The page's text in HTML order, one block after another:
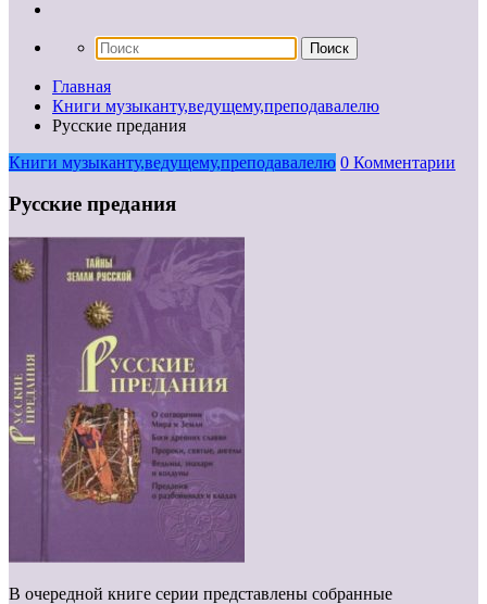
Главная
Книги музыканту,ведущему,преподавалелю
Русские предания
Книги музыканту,ведущему,преподавалелю 0 Комментарии
Русские предания
В очередной книге серии представлены собранные